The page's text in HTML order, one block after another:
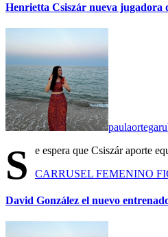
Henrietta Csiszár nueva
S
e espera que Csiszár aporte
CARRUSEL FEMENINO
David González el nuevo